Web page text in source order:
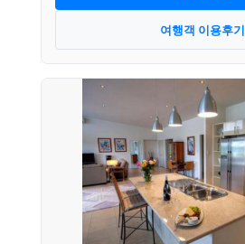
여행객 이용후기